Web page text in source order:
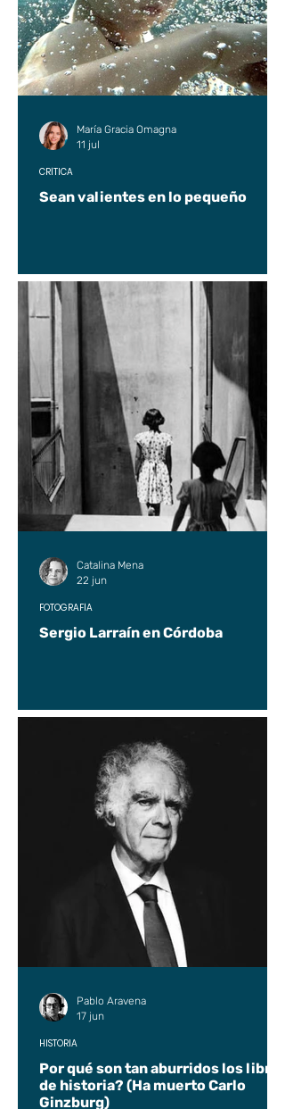
Sean valientes en lo pequeño
CRÍTICA
María Gracia Omagna
11 jul
Sergio Larraín en Córdoba
FOTOGRAFÍA
Catalina Mena
22 jun
Por qué son tan aburridos los libros
de historia? (Ha muerto Carlo
Ginzburg)
HISTORIA
Pablo Aravena
17 jun